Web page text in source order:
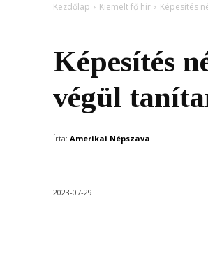
Kezdőlap Kiemelt fő hír Képesítés
Képesítés
végül
Írta: Amerikai Népszava
-
2023-07-29